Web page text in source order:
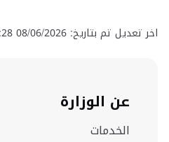
اخر تعديل تم بتاريخ: 08/06/2026 01:28 م
عن الوزارة
الخدمات